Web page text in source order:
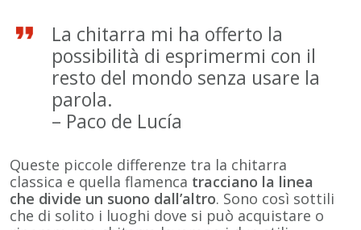
La chitarra mi ha offerto la
possibilità di esprimermi con il
resto del mondo senza usare la
parola.
– Paco de Lucía
Queste piccole differenze tra la chitarra
classica e quella flamenca tracciano la linea
che divide un suono dall’altro. Sono così sottili
che di solito i luoghi dove si può acquistare o